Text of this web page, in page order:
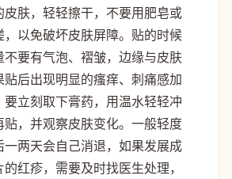
皮肤，轻轻擦干，不要用肥皂或
以免破坏皮肤屏障。贴的时候
要有气泡、褶皱，边缘与皮肤
贴后出现明显的瘙痒、刺痛感加
要立刻取下膏药，用温水轻轻冲
，并观察皮肤变化。一般轻度
一两天会自己消退，如果发展成
红疹，需要及时找医生处理，